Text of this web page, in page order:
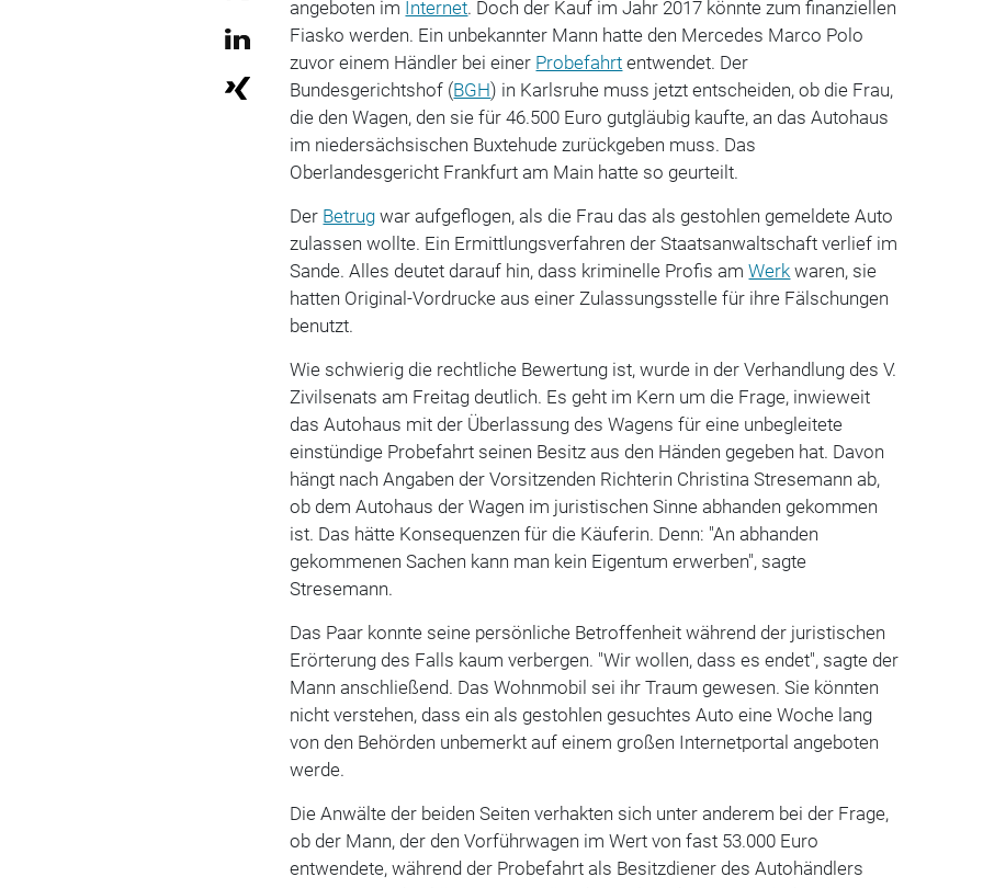
angeboten im Internet. Doch der Kauf im Jahr 2017 könnte zum finanziellen
Fiasko werden. Ein unbekannter Mann hatte den Mercedes Marco Polo
zuvor einem Händler bei einer Probefahrt entwendet. Der
Bundesgerichtshof (BGH) in Karlsruhe muss jetzt entscheiden, ob die Frau,
die den Wagen, den sie für 46.500 Euro gutgläubig kaufte, an das Autohaus
im niedersächsischen Buxtehude zurückgeben muss. Das
Oberlandesgericht Frankfurt am Main hatte so geurteilt.
Der Betrug war aufgeflogen, als die Frau das als gestohlen gemeldete Auto
zulassen wollte. Ein Ermittlungsverfahren der Staatsanwaltschaft verlief im
Sande. Alles deutet darauf hin, dass kriminelle Profis amWerk waren, sie
hatten Original-Vordrucke aus einer Zulassungsstelle für ihre Fälschungen
benutzt.
Wie schwierig die rechtliche Bewertung ist, wurde in der Verhandlung des V.
Zivilsenats am Freitag deutlich. Es geht im Kern um die Frage, inwieweit
das Autohaus mit der Überlassung des Wagens für eine unbegleitete
einstündige Probefahrt seinen Besitz aus den Händen gegeben hat. Davon
hängt nach Angaben der Vorsitzenden Richterin Christina Stresemann ab,
ob dem Autohaus der Wagen im juristischen Sinne abhanden gekommen
ist. Das hätte Konsequenzen für die Käuferin. Denn: "An abhanden
gekommenen Sachen kann man kein Eigentum erwerben", sagte
Stresemann.
Das Paar konnte seine persönliche Betroffenheit während der juristischen
Erörterung des Falls kaum verbergen. "Wir wollen, dass es endet", sagte der
Mann anschließend. Das Wohnmobil sei ihr Traum gewesen. Sie könnten
nicht verstehen, dass ein als gestohlen gesuchtes Auto eine Woche lang
von den Behörden unbemerkt auf einem großen Internetportal angeboten
werde.
Die Anwälte der beiden Seiten verhakten sich unter anderem bei der Frage,
ob der Mann, der den Vorführwagen im Wert von fast 53.000 Euro
entwendete, während der Probefahrt als Besitzdiener des Autohändlers